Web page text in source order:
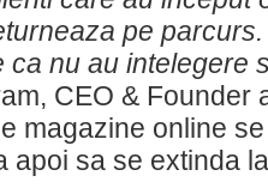
pe
ca nu au intelegere
CEO & Founder
magazine online
apoi sa se extinda